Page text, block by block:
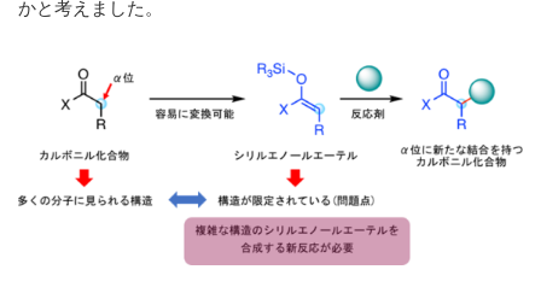
かと考えました。